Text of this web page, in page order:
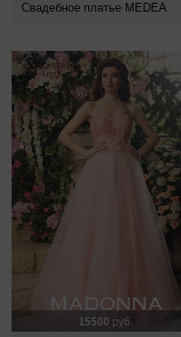
Свадебное платье MEDEA
15500 руб.